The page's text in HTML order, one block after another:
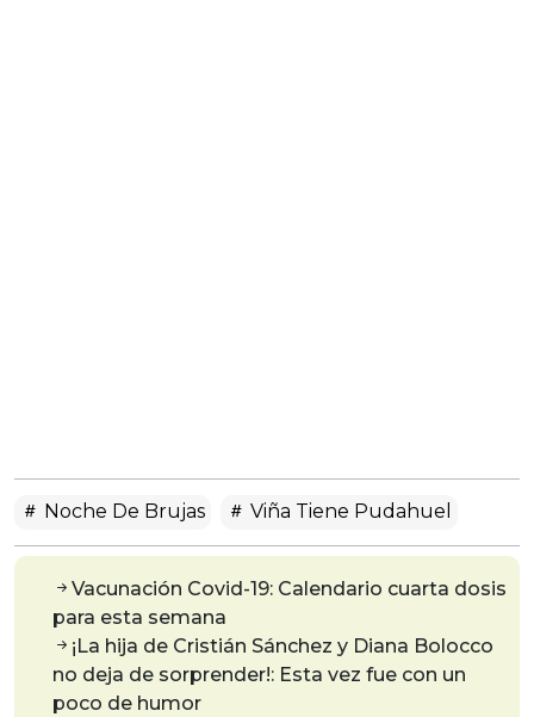
Noche De Brujas Viña Tiene Pudahuel
Vacunación Covid-19: Calendario cuarta dosis
para esta semana
¡La hija de Cristián Sánchez y Diana Bolocco
no deja de sorprender!: Esta vez fue con un
poco de humor